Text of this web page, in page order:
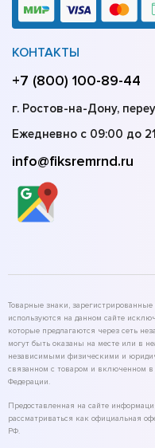
КОНТАКТЫ
+7 (800) 100-89-44
г. Ростов-на-Дону,
Ежедневно с 09:00 до
info@fiksremrnd.ru
Товарные знаки,
используются на данном сайте
которые предлагаются через сеть
могут быть оказаны на месте или в
независимыми физическими и
связанном с товаром и включенном в
Федерации.
Предоставленная на сайте
рассматриваться как официальная
РФ.